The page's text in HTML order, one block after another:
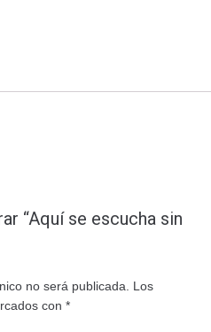
“Aquí se escucha sin
no será publicada.
Los
con *